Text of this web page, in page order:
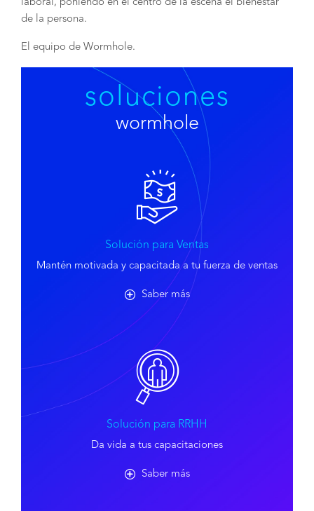
laboral, poniendo en el centro de la escena el bienestar
de la persona.
El equipo de Wormhole.
soluciones
wormhole
Solución para Ventas
Mantén motivada y capacitada a tu fuerza de ventas
Saber más
Solución para RRHH
Da vida a tus capacitaciones
Saber más